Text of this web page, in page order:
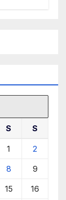
S S
1 2
8 9
15 16